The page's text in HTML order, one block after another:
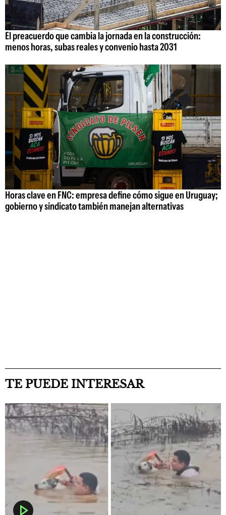
El preacuerdo que cambia la jornada en la construcción:
menos horas, subas reales y convenio hasta 2031
Horas clave en FNC: empresa define cómo sigue en Uruguay;
gobierno y sindicato también manejan alternativas
TE PUEDE INTERESAR